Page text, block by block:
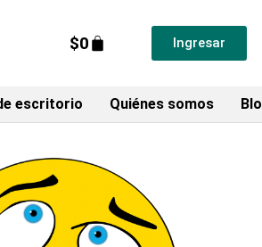
$0 Ingresar
escritorio Quiénes somos